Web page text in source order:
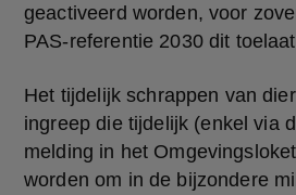
geactiveerd worden, voor
PAS-referentie 2030 dit
Het tijdelijk schrappen van
ingreep die tijdelijk (enkel via
melding in het
worden om in de bijzondere